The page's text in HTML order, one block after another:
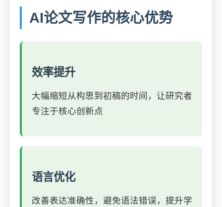
AI论文写作的核心优势
效率提升
大幅缩短从构思到初稿的时间，让研究者
专注于核心创新点
语言优化
改善表达准确性，避免语法错误，提升学